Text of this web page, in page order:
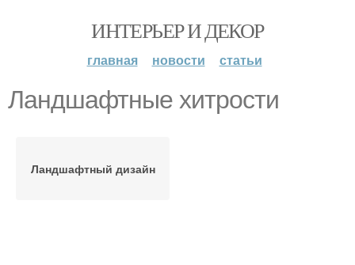
ИНТЕРЬЕР И ДЕКОР
главная новости статьи
Ландшафтные хитрости
Ландшафтный дизайн